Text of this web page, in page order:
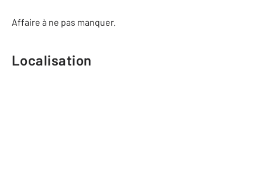
Affaire à ne pas manquer.
Localisation